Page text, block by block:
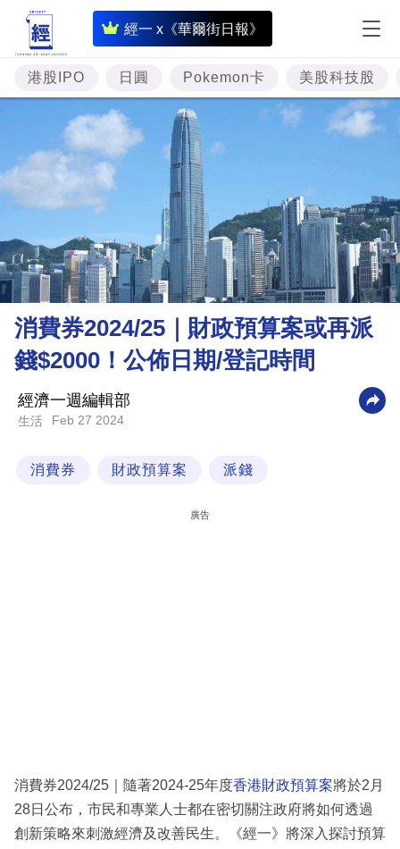
經一 x《華爾街日報》
即
時
財
經
專
題
投
樓
市
理
財
商
業
科
區
港股IPO 日圓 Pokemon卡 美股科技股
消費券2024/25｜財政預算案或再派
錢$2000！公佈日期/登記時間
經濟一週編輯部
生活 Feb 27 2024
消費券 財政預算案 派錢
廣告
消費券2024/25｜隨著2024-25年度香港財政預算案將於2月
28日公布，市民和專業人士都在密切關注政府將如何透過
創新策略來刺激經濟及改善民生。《經一》將深入探討預算